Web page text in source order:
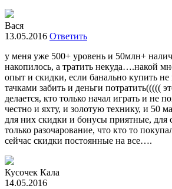
Вася
13.05.2016 Ответить
у меня уже 500+ уровень и 50млн+
накопилось, а тратить некуда….накой
опыт и скидки, если банально купить
тачками забить и деньги потратить(((((
делается, кто только начал играть и не
честно и яхту, и золотую технику, и 50
для них скидки и бонусы приятные, для
только разочарование, что кто то
сейчас скидки постоянные на все….
Кусочек Кала
14.05.2016